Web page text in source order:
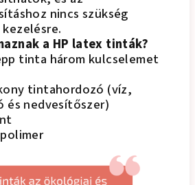
nincs szükség
a HP latex tinták?
tinta három kulcselemet
tintahordozó (víz,
és nedvesítőszer)